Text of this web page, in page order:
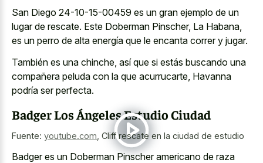
San Diego 24-10-15-00459 es un gran ejemplo de un
lugar de rescate. Este Doberman Pinscher, La Habana,
es un perro de alta energía que le encanta correr y jugar.
También es una chinche, así que si estás buscando una
compañera peluda con la que acurrucarte, Havanna
podría ser perfecta.
Badger Los Ángeles Estudio Ciudad
Fuente: youtube.com Cliff rescate en la ciudad de estudio
Badger es un Doberman Pinscher americano de raza